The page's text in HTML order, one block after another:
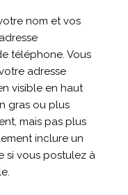
nom et vos
téléphone. Vous
adresse
visible en haut
gras ou plus
mais pas plus
inclure un
si vous postulez à